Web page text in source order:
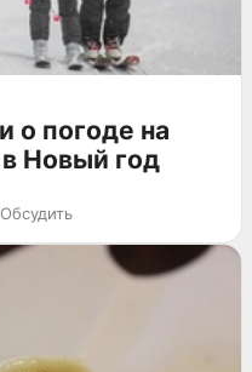
о погоде на
Новый год
Обсудить